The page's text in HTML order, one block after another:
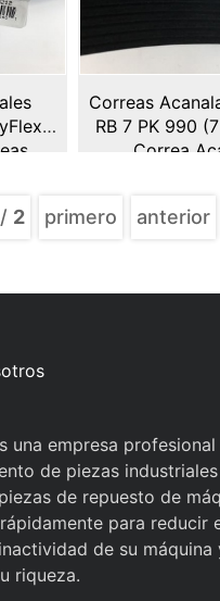
Correas
RB 7 PK 990
Correa
/ 2 primero anterior
una empresa
de piezas
de repuesto de
para reducir
de su máquina
riqueza.